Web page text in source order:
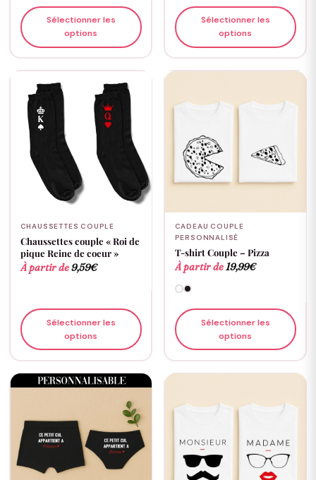
Sélectionner les
options
Sélectionner les
options
CHAUSSETTES COUPLE
Chaussettes couple « Roi de
pique Reine de coeur »
À partir de9,59€
Sélectionner les
options
CADEAU COUPLE
PERSONNALISÉ
T-shirt Couple – Pizza
À partir de19,99€
Sélectionner les
options